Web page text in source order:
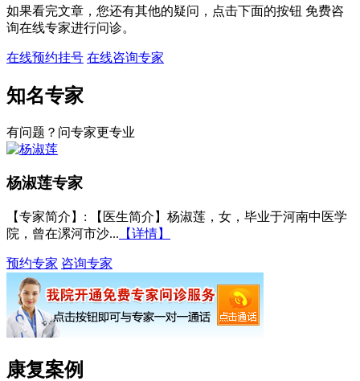
如果看完文章，您还有其他的疑问，点击下面的按钮 免费咨
询在线专家进行问诊。
在线预约挂号 在线咨询专家
知名专家
有问题？问专家更专业
杨淑莲专家
【专家简介】 : 【医生简介】杨淑莲，女，毕业于河南中医学
院，曾在漯河市沙... 【详情】
预约专家 咨询专家
康复案例